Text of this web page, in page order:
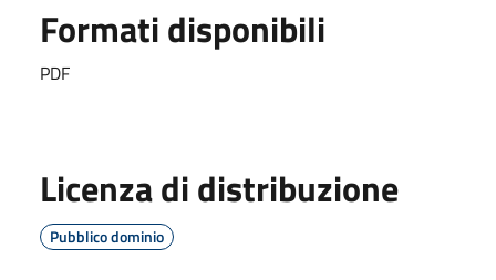
Formati disponibili
PDF
Licenza di distribuzione
Pubblico dominio